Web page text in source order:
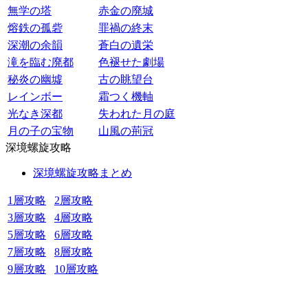
無学の塔
赤金の廃城
熔鉄の孤砦
罪禍の終末
深潮の余韻
蒼白の遺栄
滝を臨む廃都
色褪せた劇場
秘炎の幽墟
古の眺望台
レインボー
霜つく機軸
光なき深都
失われた月の庭
月の子の宝物
山風の荊冠
深境螺旋攻略
深境螺旋攻略まとめ
1層攻略
2層攻略
3層攻略
4層攻略
5層攻略
6層攻略
7層攻略
8層攻略
9層攻略
10層攻略